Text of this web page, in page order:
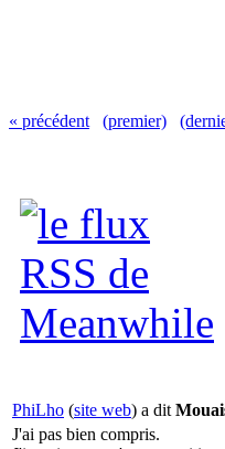
« précédent (premier)
PhiLho (site web) a dit
J'ai pas bien compris.